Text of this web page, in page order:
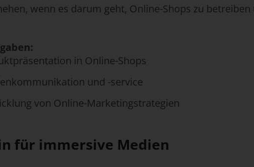
wenn es darum geht, Online-Shops zu betreiben
in Online-Shops
und -service
von Online-Marketingstrategien
für immersive Medien